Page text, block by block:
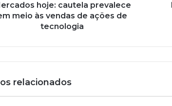
hoje: cautela prevalece
meio às vendas de ações de
tecnologia
relacionados